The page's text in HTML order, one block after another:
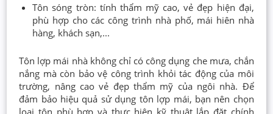
Tôn sóng tròn: tính thẩm mỹ cao, vẻ đẹp hiện đại,
phù hợp cho các công trình nhà phố, mái hiên nhà
hàng, khách sạn,...
Tôn lợp mái nhà không chỉ có công dụng che mưa, chắn
nắng mà còn bảo vệ công trình khỏi tác động của môi
trường, nâng cao vẻ đẹp thẩm mỹ của ngôi nhà. Để
đảm bảo hiệu quả sử dụng tôn lợp mái, bạn nên chọn
loại tôn phù hợp và thực hiện kỹ thuật lắp đặt chính